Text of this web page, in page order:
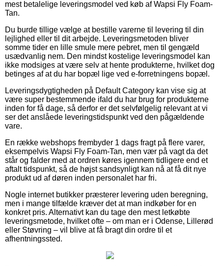
mest betalelige leveringsmodel ved køb af Wapsi Fly Foam-
Tan.
Du burde tillige vælge at bestille varerne til levering til din
lejlighed eller til dit arbejde. Leveringsmetoden bliver
somme tider en lille smule mere pebret, men til gengæld
usædvanlig nem. Den mindst kostelige leveringsmodel kan
ikke modsiges at være selv at hente produkterne, hvilket dog
betinges af at du har bopæl lige ved e-forretningens bopæl.
Leveringsdygtigheden på Default Category kan vise sig at
være super bestemmende ifald du har brug for produkterne
inden for få dage, så derfor er det selvfølgelig relevant at vi
ser det anslåede leveringstidspunkt ved den pågældende
vare.
En række webshops frembyder 1 dags fragt på flere varer,
eksempelvis Wapsi Fly Foam-Tan, men vær på vagt da det
står og falder med at ordren køres igennem tidligere end et
aftalt tidspunkt, så de højst sandsynligt kan nå at få dit nye
produkt ud af døren inden personalet har fri.
Nogle internet butikker præsterer levering uden beregning,
men i mange tilfælde kræver det at man indkøber for en
konkret pris. Alternativt kan du tage den mest letkøbte
leveringsmetode, hvilket ofte – om man er i Odense, Lillerød
eller Støvring – vil blive at få bragt din ordre til et
afhentningssted.